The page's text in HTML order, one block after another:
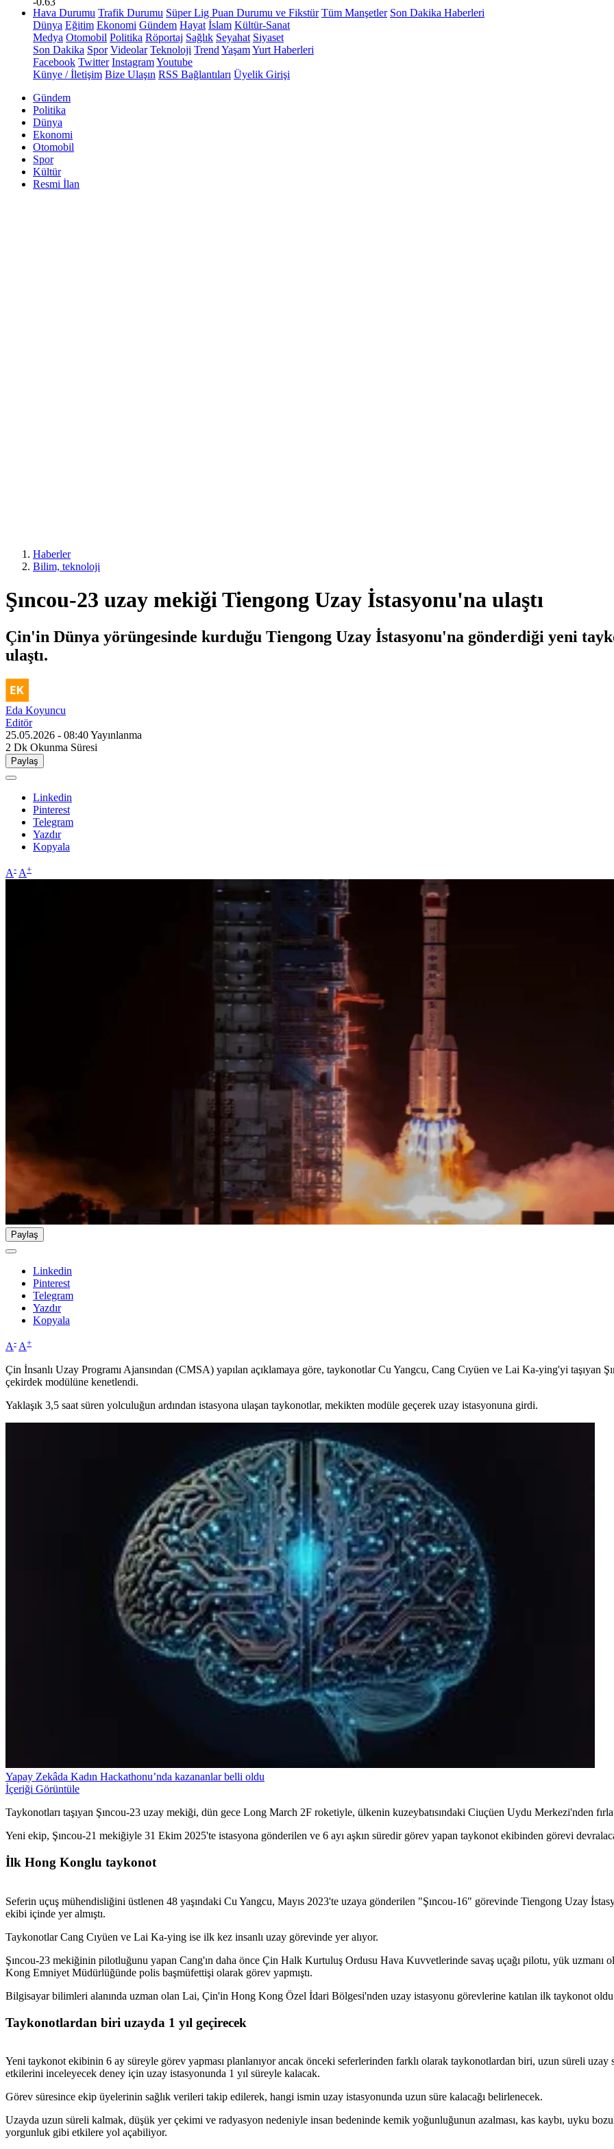
Hava Durumu Trafik Durumu Süper Lig Puan Durumu ve Fikstür Tüm Manşetler Son Dakika Haberleri
Dünya Eğitim Ekonomi Gündem Hayat İslam Kültür-Sanat
Medya Otomobil Politika Röportaj Sağlık Seyahat Siyaset
Son Dakika Spor Videolar Teknoloji Trend YaşamYurt Haberleri
Facebook Twitter InstagramYoutube
Künye / İletişim Bize Ulaşın RSS Bağlantıları Üyelik Girişi
Gündem
Politika
Dünya
Ekonomi
Otomobil
Spor
Kültür
Resmi İlan
Haberler
Bilim, teknoloji
Şıncou-23 uzay mekiği Tiengong Uzay İstasyonu'na ulaştı
Çin'in Dünya yörüngesinde kurduğu Tiengong Uzay İstasyonu'na gönderdiği yeni
ulaştı.
Eda Koyuncu
Editör
25.05.2026 - 08:40Yayınlanma
2 Dk Okunma Süresi
Paylaş
Linkedin
Pinterest
Telegram
Yazdır
Kopyala
A- A+
Paylaş
Linkedin
Pinterest
Telegram
Yazdır
Kopyala
A- A+
Çin İnsanlı Uzay Programı Ajansından (CMSA) yapılan açıklamaya göre, taykonotlar Cu Yangcu, Cang Cıyüen ve Lai Ka-ying'yi taşıyan
çekirdek modülüne kenetlendi.
Yaklaşık 3,5 saat süren yolculuğun ardından istasyona ulaşan taykonotlar, mekikten modüle geçerek uzay istasyonuna girdi.
Yapay Zekâda Kadın Hackathonu’nda kazananlar belli oldu
İçeriği Görüntüle
Taykonotları taşıyan Şıncou-23 uzay mekiği, dün gece Long March 2F roketiyle, ülkenin kuzeybatısındaki Ciuçüen Uydu Merkezi'nden
Yeni ekip, Şıncou-21 mekiğiyle 31 Ekim 2025'te istasyona gönderilen ve 6 ayı aşkın süredir görev yapan taykonot ekibinden görevi
İlk Hong Konglu taykonot
Seferin uçuş mühendisliğini üstlenen 48 yaşındaki Cu Yangcu, Mayıs 2023'te uzaya gönderilen "Şıncou-16" görevinde Tiengong Uzay
ekibi içinde yer almıştı.
Taykonotlar Cang Cıyüen ve Lai Ka-ying ise ilk kez insanlı uzay görevinde yer alıyor.
Şıncou-23 mekiğinin pilotluğunu yapan Cang'ın daha önce Çin Halk Kurtuluş Ordusu Hava Kuvvetlerinde savaş uçağı pilotu, yük uzmanı
Kong Emniyet Müdürlüğünde polis başmüfettişi olarak görev yapmıştı.
Bilgisayar bilimleri alanında uzman olan Lai, Çin'in Hong Kong Özel İdari Bölgesi'nden uzay istasyonu görevlerine katılan ilk taykonot
Taykonotlardan biri uzayda 1 yıl geçirecek
Yeni taykonot ekibinin 6 ay süreyle görev yapması planlanıyor ancak önceki seferlerinden farklı olarak taykonotlardan biri, uzun süreli uzay
etkilerini inceleyecek deney için uzay istasyonunda 1 yıl süreyle kalacak.
Görev süresince ekip üyelerinin sağlık verileri takip edilerek, hangi ismin uzay istasyonunda uzun süre kalacağı belirlenecek.
Uzayda uzun süreli kalmak, düşük yer çekimi ve radyasyon nedeniyle insan bedeninde kemik yoğunluğunun azalması, kas kaybı, uyku
yorgunluk gibi etkilere yol açabiliyor.